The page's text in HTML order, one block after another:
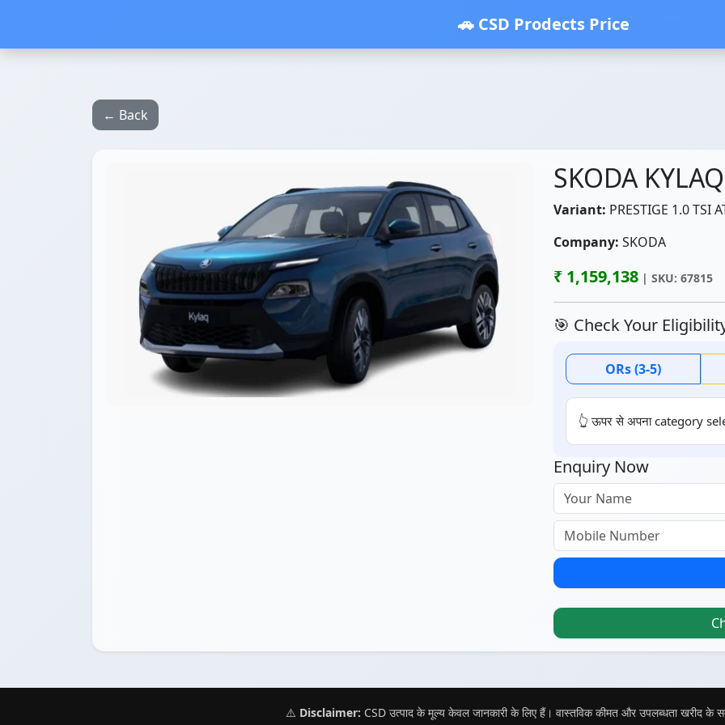
🚗 CSD Prodects Price
← Back
SKODA KYLAQ
Variant: PRESTIGE 1.0 TSI
Company: SKODA
₹ 1,159,138 | SKU: 67815
🎯 Check Your
ORs (3-5)
👆 ऊपर से अपना category
Enquiry Now
⚠️ Disclaimer: CSD उत्पाद के मूल्य केवल जानकारी के लिए हैं। वास्तविक कीमत और उपलब्धता खरीद के